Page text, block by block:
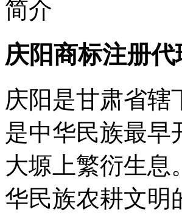
庆阳商标注册
庆阳是甘肃省辖
是中华民族最早
大塬上繁衍生息
华民族农耕文明